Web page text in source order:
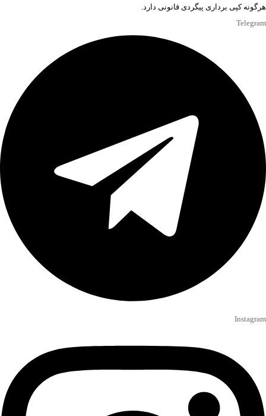
هرگونه کپی برداری پیگردی قانونی دارد.
Telegram
Instagram